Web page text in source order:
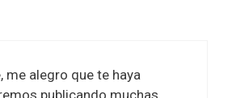
me alegro que te haya